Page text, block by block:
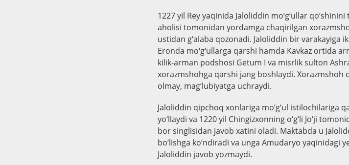
1227 yil Rey yaqinida Jaloliddin mo‘g‘ullar
aholisi tomonidan yordamga chaqirilgan
ustidan g‘alaba qozonadi. Jaloliddin bir varakayiga
Eronda mo‘g‘ullarga qarshi hamda Kavkaz ortida
kilik-arman podshosi Getum I va misrlik sulton
xorazmshohga qarshi jang boshlaydi. Xorazmshoh
olmay, mag‘lubiyatga uchraydi.
Jaloliddin qipchoq xonlariga mo‘g‘ul istilochilariga
yo‘llaydi va 1220 yil Chingizxonning o‘g‘li Jo‘ji
bor singlisidan javob xatini oladi. Maktabda u
bo‘lishga ko‘ndiradi va unga Amudaryo yaqinidagi
Jaloliddin javob yozmaydi.